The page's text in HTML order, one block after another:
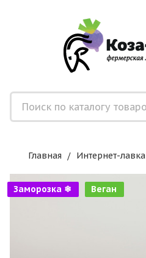
Главная Интернет-лавка
Заморозка ❄ Веган